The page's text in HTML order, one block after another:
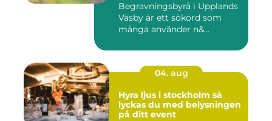
Begravningsbyrå i Upplands
Väsby är ett sökord som
många använder n&...
04. aug
Hyra ljus i stockholm så
lyckas du med belysningen
på ditt event